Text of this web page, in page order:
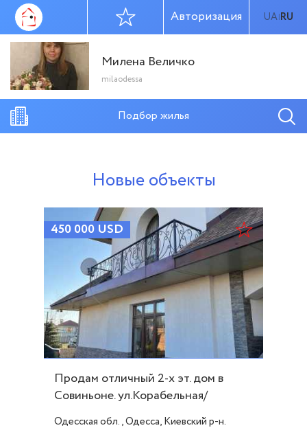
UA|RU
Авторизация
Милена Величко
milaodessa
Подбор жилья
Новые объекты
450 000 USD
Продам отличный 2-х эт. дом в
Совиньоне. ул.Корабельная/
Люстдорф. ID 54094
Одесская обл., Одесса, Киевский р-н.